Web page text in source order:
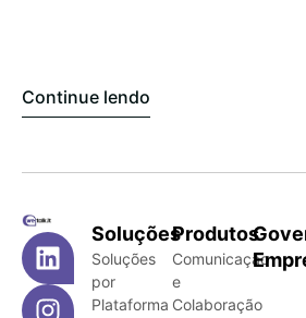
Continue lendo
Soluções
Soluções
por
Plataforma
Produtos
Comunicação
e
Colaboração